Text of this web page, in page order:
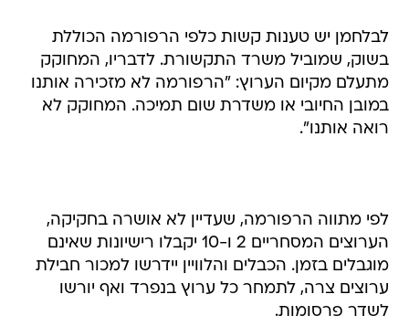
לבלחמן יש טענות קשות כלפי הרפורמה הכוללת
בשוק, שמוביל משרד התקשורת. לדבריו, המחוקק
מתעלם מקיום הערוץ: "הרפורמה לא מזכירה אותנו
במובן החיובי או משדרת שום תמיכה. המחוקק לא
רואה אותנו".
לפי מתווה הרפורמה, שעדיין לא אושרה בחקיקה,
הערוצים המסחריים 2 ו-10 יקבלו רישיונות שאינם
מוגבלים בזמן. הכבלים והלוויין יידרשו למכור חבילת
ערוצים צרה, לתמחר כל ערוץ בנפרד ואף יורשו
לשדר פרסומות.